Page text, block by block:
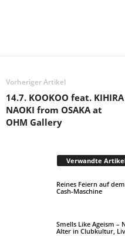
Vorheriger Artikel
14.7. KOOKOO feat. KIHIRA
NAOKI from OSAKA at
OHM Gallery
Verwandte
Reines Feiern auf
Cash-Maschine
Smells Like Ageism –
Alter in Clubkultur,